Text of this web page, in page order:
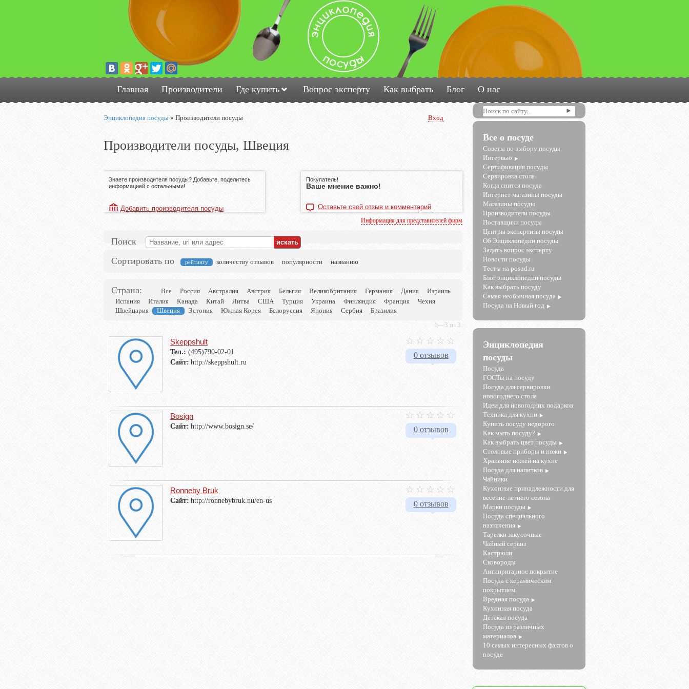
Главная Производители Где купить Вопрос эксперту Как выбрать Блог О нас
Энциклопедия посуды » Производители посуды Вход
Производители посуды, Швеция
Знаете производителя посуды? Добавьте, поделитесь
информацией с остальными!
Добавить производителя посуды
Покупатель!
Ваше мнение важно!
Оставьте свой отзыв и комментарий
Информация для представителей фирм
Поиск
Сортировать по
рейтингу количеству отзывов популярности названию
Страна: Все Россия Австралия Австрия Бельгия Великобритания Германия Дания
Израиль
Испания
Италия Канада Китай Литва США Турция Украина Финляндия Франция
Чехия
Швейцария
Швеция Эстония Южная Корея Белоруссия Япония Сербия
Бразилия
1—3 из 3.
0 отзывов
Skeppshult
Тел.: (495)790-02-01
Сайт: http://skeppshult.ru
0 отзывов
Bosign
Сайт: http://www.bosign.se/
0 отзывов
Ronneby Bruk
Сайт: http://ronnebybruk.nu/en-us
Все о посуде
Советы по выбору посуды
Интервью
Сертификация посуды
Сервировка стола
Когда снится посуда
Интернет магазины посуды
Магазины посуды
Производители посуды
Поставщики посуды
Центры экспертизы посуды
Об Энциклопедии посуды
Задать вопрос эксперту
Новости посуды
Тесты на posud.ru
Блог энциклопедии посуды
Как выбрать посуду
Самая необычная посуда
Посуда на Новый год
Энциклопедия
посуды
Посуда
ГОСТы на посуду
Посуда для сервировки
новогоднего стола
Идеи для новогодних подарков
Техника для кухни
Купить посуду недорого
Как мыть посуду?
Как выбрать цвет посуды
Столовые приборы и ножи
Хранение ножей на кухне
Посуда для напитков
Чайники
Кухонные принадлежности для
весенне-летнего сезона
Марки посуды
Посуда специального
назначения
Тарелки закусочные
Чайный сервиз
Кастрюли
Сковороды
Антипригарное покрытие
Посуда с керамическим
покрытием
Вредная посуда
Кухонная посуда
Детская посуда
Посуда из различных
материалов
10 самых интересных фактов о
посуде